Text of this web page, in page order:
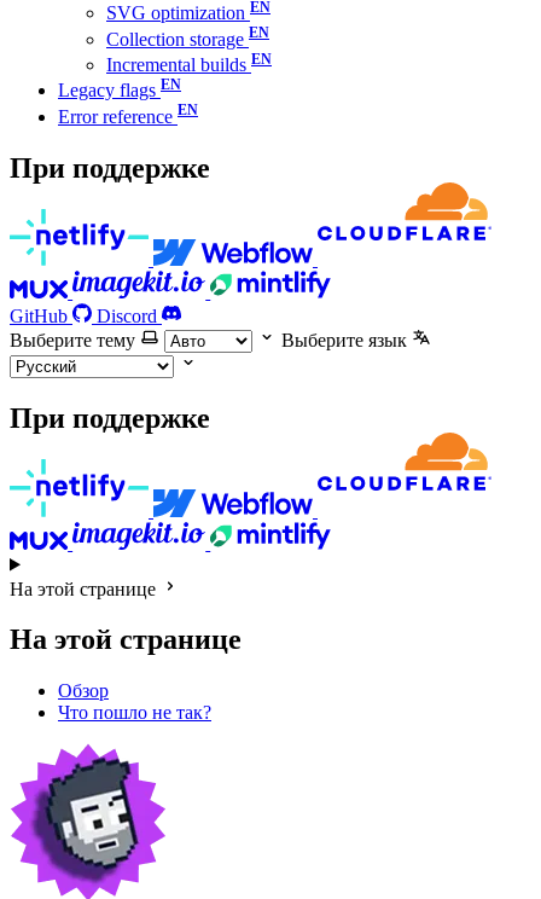
SVG optimization
Collection storage
Incremental builds
Legacy flags
Error reference
При поддержке
GitHub
Discord
Выберите тему
Выберите язык
При поддержке
На этой странице
На этой странице
Обзор
Что пошло не так?